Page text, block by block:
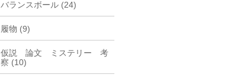
バランスボール (24)
履物 (9)
仮説 論文 ミステリー 考
察 (10)